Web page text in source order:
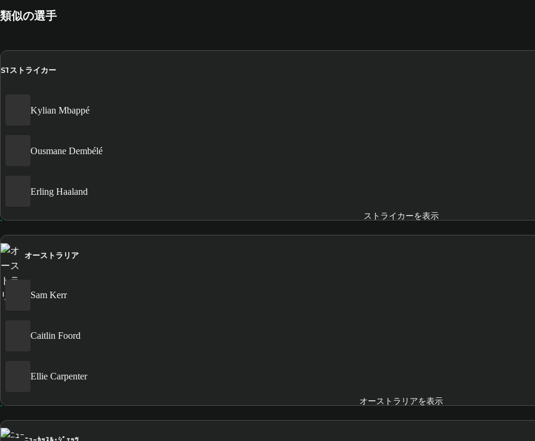
類似の選手
STストライカー
Kylian Mbappé
Ousmane Dembélé
Erling Haaland
ストライカーを表示
オーストラリア
Sam Kerr
Caitlin Foord
Ellie Carpenter
オーストラリアを表示